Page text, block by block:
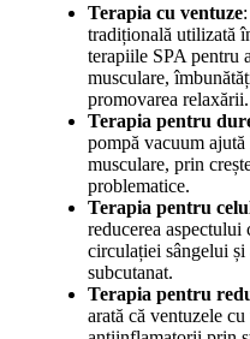
Terapia cu ventuze
tradițională utilizată
terapiile SPA pentru
musculare,
promovarea relaxării.
Terapia pentru
pompă vacuum
musculare, prin
problematice.
Terapia pentru
reducerea
circulației sângelui
subcutanat.
Terapia pentru
arată că ventuzele